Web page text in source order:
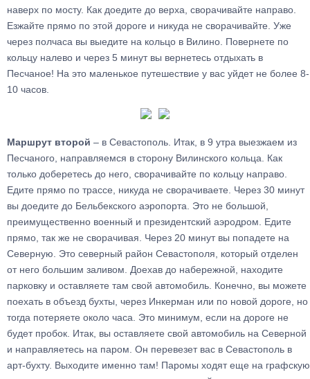
наверх по мосту. Как доедите до верха, сворачивайте направо.
Езжайте прямо по этой дороге и никуда не сворачивайте. Уже
через полчаса вы выедите на кольцо в Вилино. Повернете по
кольцу налево и через 5 минут вы вернетесь отдыхать в
Песчаное! На это маленькое путешествие у вас уйдет не более 8-
10 часов.
Маршрут второй – в Севастополь. Итак, в 9 утра выезжаем из
Песчаного, направляемся в сторону Вилинского кольца. Как
только доберетесь до него, сворачивайте по кольцу направо.
Едите прямо по трассе, никуда не сворачиваете. Через 30 минут
вы доедите до Бельбекского аэропорта. Это не большой,
преимущественно военный и президентский аэродром. Едите
прямо, так же не сворачивая. Через 20 минут вы попадете на
Северную. Это северный район Севастополя, который отделен
от него большим заливом. Доехав до набережной, находите
парковку и оставляете там свой автомобиль. Конечно, вы можете
поехать в объезд бухты, через Инкерман или по новой дороге, но
тогда потеряете около часа. Это минимум, если на дороге не
будет пробок. Итак, вы оставляете свой автомобиль на Северной
и направляетесь на паром. Он перевезет вас в Севастополь в
арт-бухту. Выходите именно там! Паромы ходят еще на графскую